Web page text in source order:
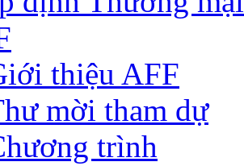
thiệu AFF
mời tham dự
trình